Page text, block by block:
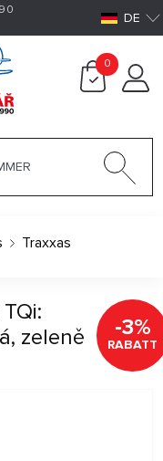
DE
0
Traxxas
zeleně
-3%
RABATT